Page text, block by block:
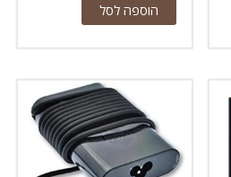
הוספה לסל